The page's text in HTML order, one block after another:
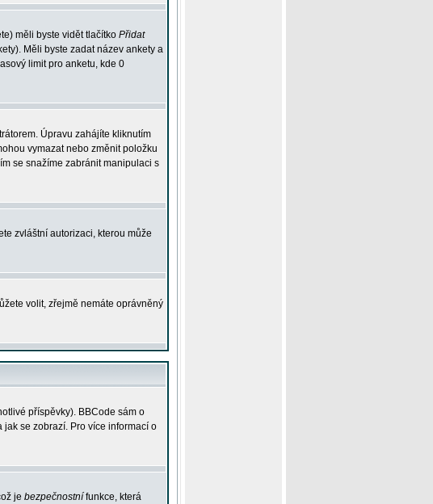
měli byste vidět tlačítko Přidat
Měli byste zadat název ankety a
limit pro anketu, kde 0
Úpravu zahájíte kliknutím
vymazat nebo změnit položku
se snažíme zabránit manipulaci s
zvláštní autorizaci, kterou může
volit, zřejmě nemáte oprávněný
příspěvky). BBCode sám o
se zobrazí. Pro více informací o
je bezpečnostní funkce, která